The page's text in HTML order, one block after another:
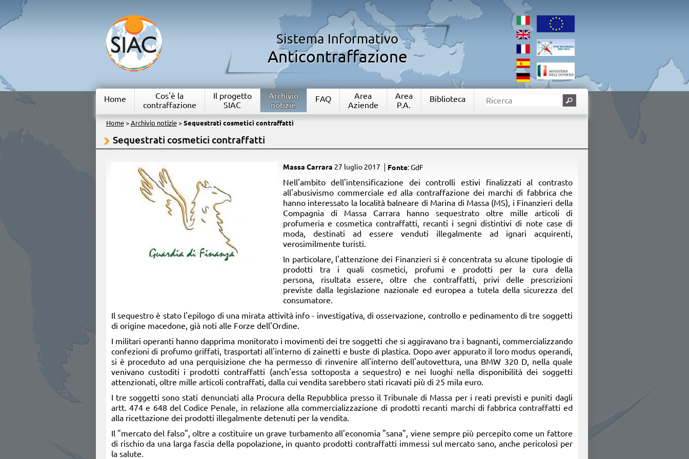
Sistema Informativo
Anticontraffazione
Home
Cos'è la
contraffazione
Il progetto
SIAC
Archivio
notizie
FAQ
Area
Aziende
Area
P.A.
Biblioteca
Home> Archivio notizie> Sequestrati cosmetici contraffatti
Sequestrati cosmetici contraffatti
Massa Carrara 27 luglio 2017 Fonte: GdF
​Nell'ambito dell'intensificazione dei controlli estivi finalizzati al contrasto
all'abusivismo commerciale ed alla contraffazione dei marchi di fabbrica che
hanno interessato la località balneare di Marina di Massa (MS), i Finanzieri della
Compagnia di Massa Carrara hanno sequestrato oltre mille articoli di
profumeria e cosmetica contraffatti, recanti i segni distintivi di note case di
moda, destinati ad essere venduti illegalmente ad ignari acquirenti,
verosimilmente turisti.
In particolare, l'attenzione dei Finanzieri si è concentrata su alcune tipologie di
prodotti tra i quali cosmetici, profumi e prodotti per la cura della
persona, risultata essere, oltre che contraffatti, privi delle prescrizioni
previste dalla legislazione nazionale ed europea a tutela della sicurezza del
consumatore.
Il sequestro è stato l'epilogo di una mirata attività info - investigativa, di osservazione, controllo e pedinamento di tre soggetti
di origine macedone, già noti alle Forze dell'Ordine.
I militari operanti hanno dapprima monitorato i movimenti dei tre soggetti che si aggiravano tra i bagnanti, commercializzando
confezioni di profumo griffati, trasportati all'interno di zainetti e buste di plastica. Dopo aver appurato il loro modus operandi,
si è proceduto ad una perquisizione che ha permesso di rinvenire all'interno dell'autovettura, una BMW 320 D, nella quale
venivano custoditi i prodotti contraffatti (anch'essa sottoposta a sequestro) e nei luoghi nella disponibilità dei soggetti
attenzionati, oltre mille articoli contraffati, dalla cui vendita sarebbero stati ricavati più di 25 mila euro.
I tre soggetti sono stati denunciati alla Procura della Repubblica presso il Tribunale di Massa per i reati previsti e puniti dagli
artt. 474 e 648 del Codice Penale, in relazione alla commercializzazione di prodotti recanti marchi di fabbrica contraffatti ed
alla ricettazione dei prodotti illegalmente detenuti per la vendita.
Il "mercato del falso", oltre a costituire un grave turbamento all'economia "sana", viene sempre più percepito come un fattore
di rischio da una larga fascia della popolazione, in quanto prodotti contraffatti immessi sul mercato sano, anche pericolosi per
la salute.